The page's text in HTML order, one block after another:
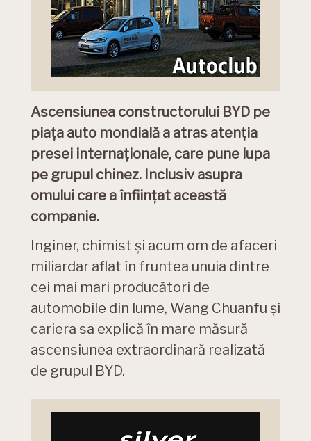
Ascensiunea constructorului BYD pe
piața auto mondială a atras atenția
presei internaționale, care pune lupa
pe grupul chinez. Inclusiv asupra
omului care a înființat această
companie.
Inginer, chimist și acum om de afaceri
miliardar aflat în fruntea unuia dintre
cei mai mari producători de
automobile din lume, Wang Chuanfu și
cariera sa explică în mare măsură
ascensiunea extraordinară realizată
de grupul BYD.